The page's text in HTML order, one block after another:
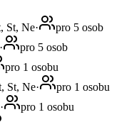
St, Ne·
pro 5 osob
·
pro 5 osob
pro 1 osobu
St, Ne·
pro 1 osobu
·
pro 1 osobu